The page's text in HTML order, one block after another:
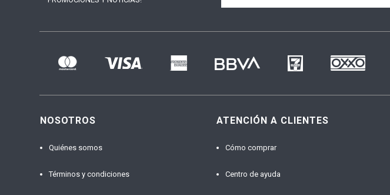
NOSOTROS
Quiénes somos
Términos y condiciones
ATENCIÓN A CLIENTES
Cómo comprar
Centro de ayuda